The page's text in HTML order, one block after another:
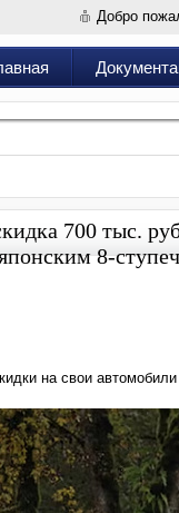
Добро
700 тыс.
8-
на свои